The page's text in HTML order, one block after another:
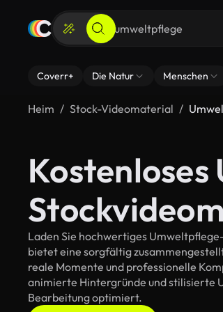
Coverr+ Die Natur Menschen
Heim Stock-Videomaterial
Laden Sie hochwertiges
bietet eine sorgfältig
reale Momente und professionelle
animierte Hintergründe und stilisierte
Bearbeitung optimiert.